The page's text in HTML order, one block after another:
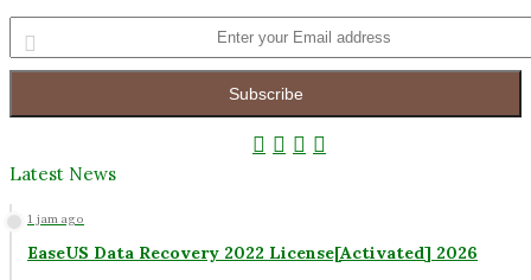
your
Email
Facebook
Twitter
YouTube
Latest News
1 jam ago
EaseUS Data Recovery 2022 License[Activated] 2026